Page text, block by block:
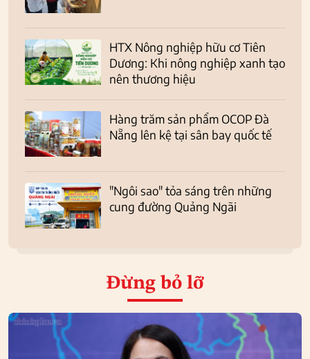
HTX Nông nghiệp hữu cơ Tiên
Dương: Khi nông nghiệp xanh tạo
nên thương hiệu
Hàng trăm sản phẩm OCOP Đà
Nẵng lên kệ tại sân bay quốc tế
"Ngôi sao" tỏa sáng trên những
cung đường Quảng Ngãi
Đừng bỏ lỡ